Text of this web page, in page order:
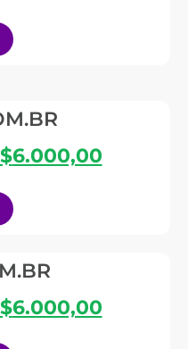
6.000,00
6.000,00